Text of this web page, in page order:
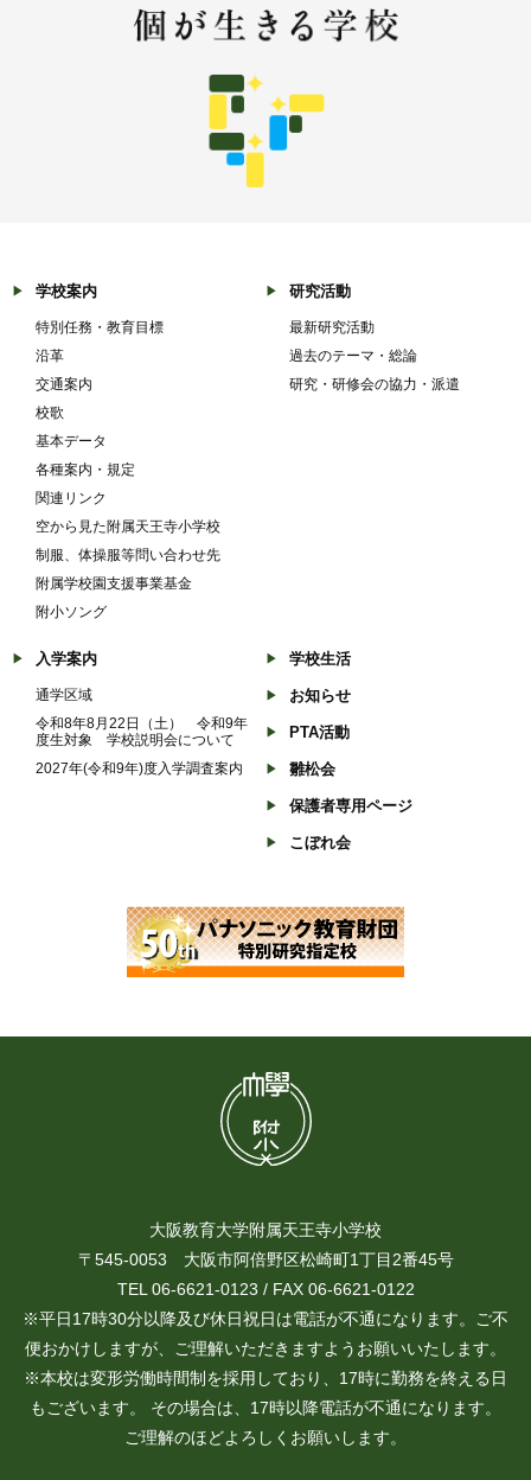
学校案内
特別任務・教育目標
沿革
交通案内
校歌
基本データ
各種案内・規定
関連リンク
空から見た附属天王寺小学校
制服、体操服等問い合わせ先
附属学校園支援事業基金
附小ソング
研究活動
最新研究活動
過去のテーマ・総論
研究・研修会の協力・派遣
入学案内
通学区域
令和8年8月22日（土） 令和9年
度生対象 学校説明会について
2027年(令和9年)度入学調査案内
学校生活
お知らせ
PTA活動
雛松会
保護者専用ページ
こぼれ会
大阪教育大学附属天王寺小学校
〒545-0053 大阪市阿倍野区松崎町1丁目2番45号
TEL 06-6621-0123 / FAX 06-6621-0122
※平日17時30分以降及び休日祝日は電話が不通になります。ご不
便おかけしますが、ご理解いただきますようお願いいたします。
※本校は変形労働時間制を採用しており、17時に勤務を終える日
もございます。 その場合は、17時以降電話が不通になります。
ご理解のほどよろしくお願いします。